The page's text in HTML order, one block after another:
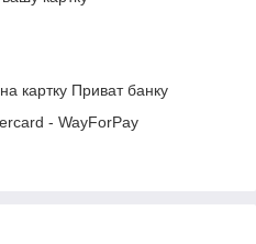
картку Приват банку
- WayForPay